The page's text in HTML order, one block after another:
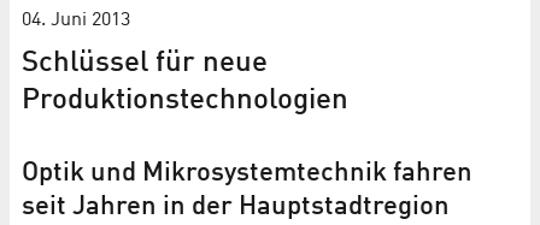
04. Juni 2013
Schlüssel für neue
Produktionstechnologien
Optik und Mikrosystemtechnik fahren
seit Jahren in der Hauptstadtregion